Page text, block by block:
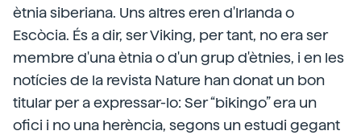
ètnia siberiana. Uns altres eren d'Irlanda o
Escòcia. És a dir, ser Viking, per tant, no era ser
membre d'una ètnia o d'un grup d'ètnies, i en les
notícies de la revista Nature han donat un bon
titular per a expressar-lo: Ser “bikingo” era un
ofici i no una herència, segons un estudi gegant